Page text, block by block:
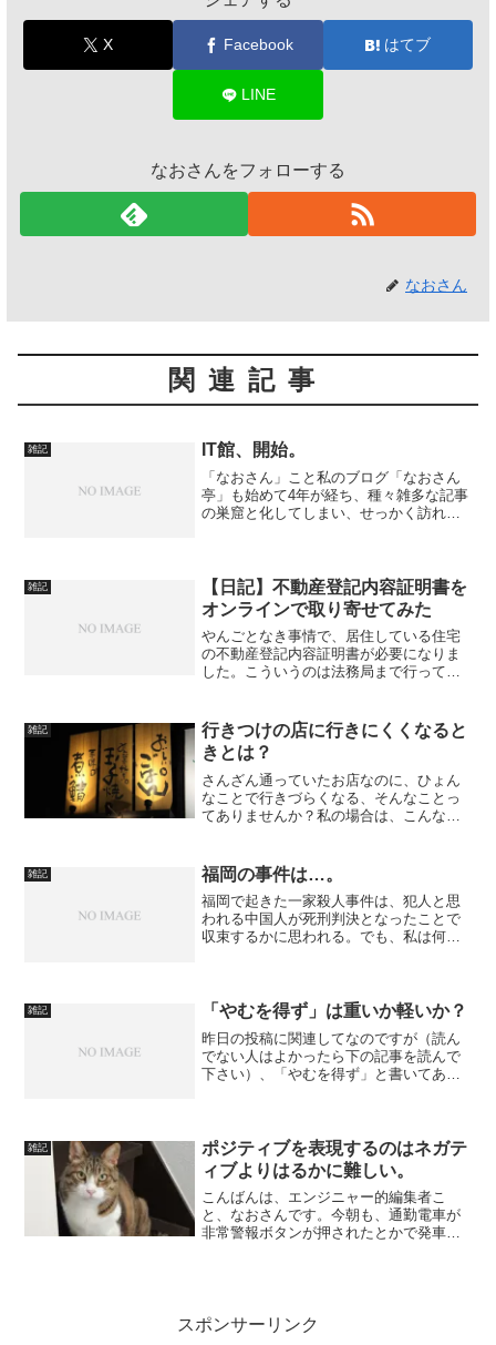
X Facebook はてブ
LINE
なおさんをフォローする
なおさん
関連記事
雑記 IT館、開始。
「なおさん」こと私のブログ「なおさん
亭」も始めて4年が経ち、種々雑多な記事
の巣窟と化してしまい、せっかく訪れて
離すことにした。今後...
雑記
【日記】不動産登記内容証明書を
オンラインで取り寄せてみた
やんごとなき事情で、居住している住宅
の不動産登記内容証明書が必要になりま
した。こういうのは法務局まで行ってと
ぁ、でも人に頼むのもあれだしと、デモ
デモダッテ君になっており...
雑記
行きつけの店に行きにくくなると
きとは？
さんざん通っていたお店なのに、ひょん
なことで行きづらくなる、そんなことっ
てありませんか？私の場合は、こんな感
雑記 福岡の事件は…。
福岡で起きた一家殺人事件は、犯人と思
われる中国人が死刑判決となったことで
収束するかに思われる。でも、私は何か
雑記 「やむを得ず」は重いか軽いか？
昨日の投稿に関連してなのですが（読ん
でない人はよかったら下の記事を読んで
下さい）、「やむを得ず」と書いてあり
むを得ず」には「仕方ない」...
雑記
ポジティブを表現するのはネガテ
ィブよりはるかに難しい。
こんばんは、エンジニャー的編集者こ
と、なおさんです。今朝も、通勤電車が
非常警報ボタンが押されたとかで発車見
スポンサーリンク